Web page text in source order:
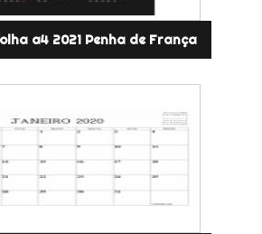
a4 2021 Penha de França